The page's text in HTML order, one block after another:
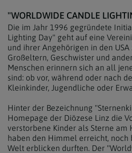
"WORLDWIDE CANDLE
Die im Jahr 1996 gegründete
Lighting Day" geht auf eine
und ihrer Angehörigen in den USA
Großeltern, Geschwister und
Menschen erinnern sich an all
sind: ob vor, während oder nach
Kleinkinder, Jugendliche oder
Hinter der Bezeichnung
Homepage der Diözese Linz die
verstorbene Kinder als Sterne am
haben den Himmel erreicht, noch
Welt erblicken durften. Der